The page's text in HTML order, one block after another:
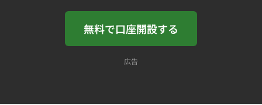
無料で口座開設する
広告